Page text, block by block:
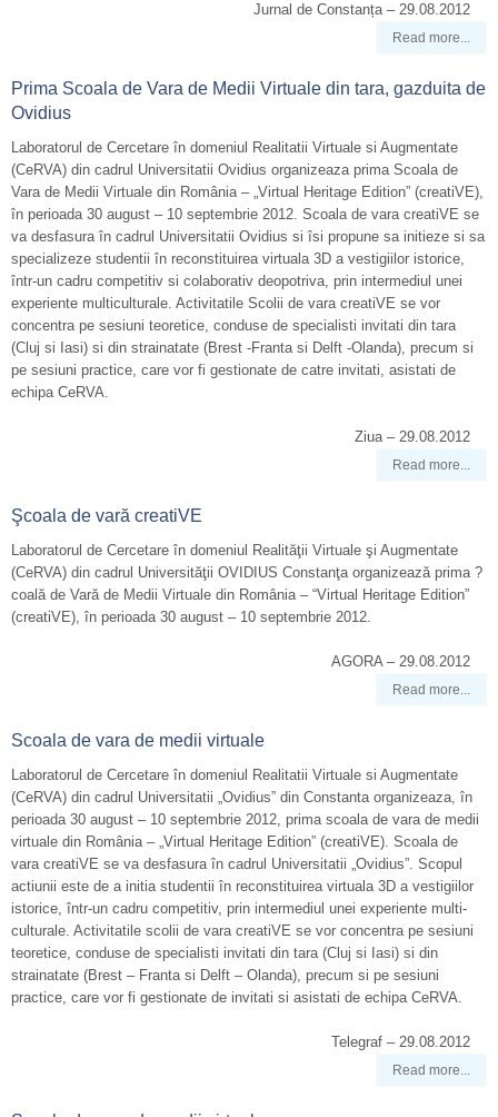
Jurnal de Constanța – 29.08.2012
Read more...
Prima Scoala de Vara de Medii Virtuale din tara, gazduita de
Ovidius
Laboratorul de Cercetare în domeniul Realitatii Virtuale si Augmentate
(CeRVA) din cadrul Universitatii Ovidius organizeaza prima Scoala de
Vara de Medii Virtuale din România – „Virtual Heritage Edition” (creatiVE),
în perioada 30 august – 10 septembrie 2012. Scoala de vara creatiVE se
va desfasura în cadrul Universitatii Ovidius si îsi propune sa initieze si sa
specializeze studentii în reconstituirea virtuala 3D a vestigiilor istorice,
într-un cadru competitiv si colaborativ deopotriva, prin intermediul unei
experiente multiculturale. Activitatile Scolii de vara creatiVE se vor
concentra pe sesiuni teoretice, conduse de specialisti invitati din tara
(Cluj si Iasi) si din strainatate (Brest -Franta si Delft -Olanda), precum si
pe sesiuni practice, care vor fi gestionate de catre invitati, asistati de
echipa CeRVA.
Ziua – 29.08.2012
Read more...
Şcoala de vară creatiVE
Laboratorul de Cercetare în domeniul Realităţii Virtuale şi Augmentate
(CeRVA) din cadrul Universităţii OVIDIUS Constanţa organizează prima ?
coală de Vară de Medii Virtuale din România – “Virtual Heritage Edition”
(creatiVE), în perioada 30 august – 10 septembrie 2012.
AGORA – 29.08.2012
Read more...
Scoala de vara de medii virtuale
Laboratorul de Cercetare în domeniul Realitatii Virtuale si Augmentate
(CeRVA) din cadrul Universitatii „Ovidius” din Constanta organizeaza, în
perioada 30 august – 10 septembrie 2012, prima scoala de vara de medii
virtuale din România – „Virtual Heritage Edition” (creatiVE). Scoala de
vara creatiVE se va desfasura în cadrul Universitatii „Ovidius”. Scopul
actiunii este de a initia studentii în reconstituirea virtuala 3D a vestigiilor
istorice, într-un cadru competitiv, prin intermediul unei experiente multi-
culturale. Activitatile scolii de vara creatiVE se vor concentra pe sesiuni
teoretice, conduse de specialisti invitati din tara (Cluj si Iasi) si din
strainatate (Brest – Franta si Delft – Olanda), precum si pe sesiuni
practice, care vor fi gestionate de invitati si asistati de echipa CeRVA.
Telegraf – 29.08.2012
Read more...